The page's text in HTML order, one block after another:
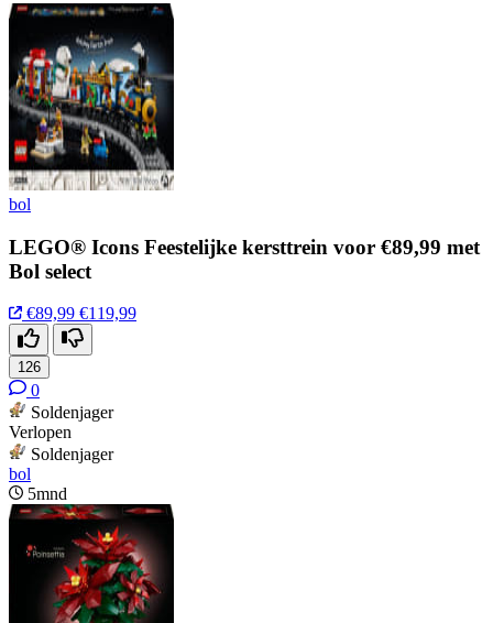
bol
LEGO® Icons Feestelijke kersttrein voor €89,99 met
Bol select
€89,99 €119,99
126
0
Soldenjager
Verlopen
Soldenjager
bol
5mnd